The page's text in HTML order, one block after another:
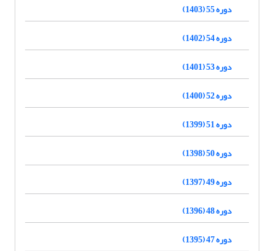
دوره 55 (1403)
دوره 54 (1402)
دوره 53 (1401)
دوره 52 (1400)
دوره 51 (1399)
دوره 50 (1398)
دوره 49 (1397)
دوره 48 (1396)
دوره 47 (1395)